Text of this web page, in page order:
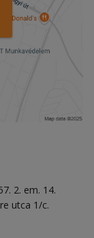
2. em. 14.
utca 1/c.